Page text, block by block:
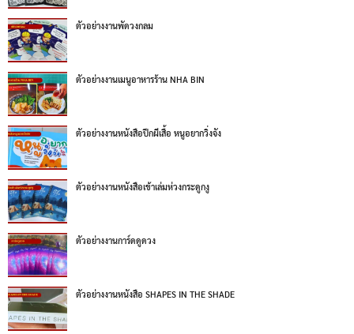
ตัวอย่างงานพัดวงกลม
ตัวอย่างงานเมนูอาหารร้าน NHA BIN
ตัวอย่างงานหนังสือปีกผีเสื้อ หนูอยากวิ่งจัง
ตัวอย่างงานหนังสือเข้าเล่มห่วงกระดูกงู
ตัวอย่างงานการ์ดดูดวง
ตัวอย่างงานหนังสือ SHAPES IN THE SHADE